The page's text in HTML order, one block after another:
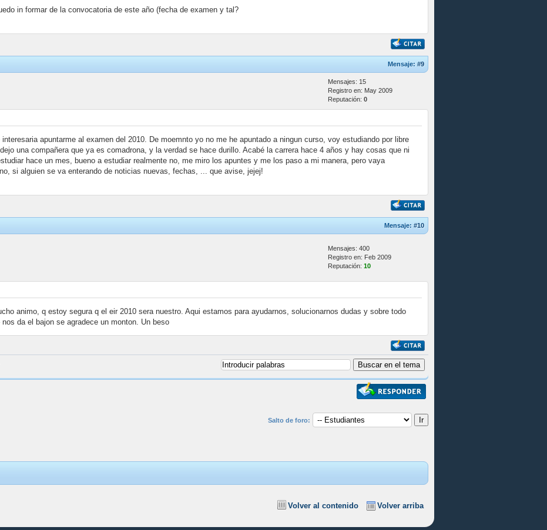
in formar de la convocatoria de este año (fecha de examen y tal?
Mensaje: #9
Mensajes: 15
Registro en: May 2009
Reputación: 0
apuntarme al examen del 2010. De moemnto yo no me he apuntado a ningun curso, voy estudiando por libre
una compañera que ya es comadrona, y la verdad se hace durillo. Acabé la carrera hace 4 años y hay cosas que ni
hace un mes, bueno a estudiar realmente no, me miro los apuntes y me los paso a mi manera, pero vaya
si alguien se va enterando de noticias nuevas, fechas, ... que avise, jejej!
Mensaje: #10
Mensajes: 400
Registro en: Feb 2009
Reputación: 10
animo, q estoy segura q el eir 2010 sera nuestro. Aqui estamos para ayudarnos, solucionarnos dudas y sobre todo
da el bajon se agradece un monton. Un beso
Salto de foro:
Volver arriba
Volver al contenido